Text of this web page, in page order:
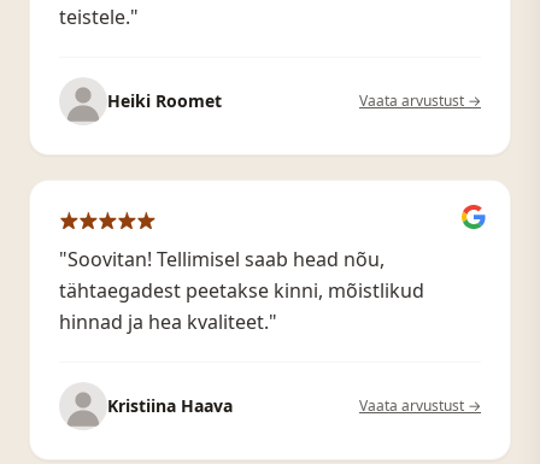
teistele."
Heiki Roomet Vaata arvustust →
"Soovitan! Tellimisel saab head nõu,
tähtaegadest peetakse kinni, mõistlikud
hinnad ja hea kvaliteet."
Kristiina Haava Vaata arvustust →